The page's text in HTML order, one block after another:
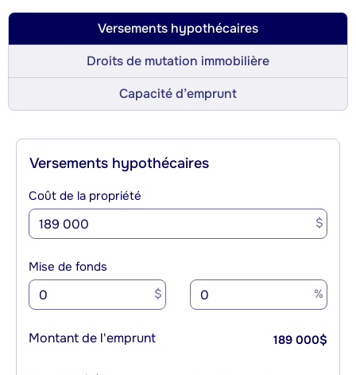
Versements hypothécaires
Droits de mutation immobilière
Capacité d’emprunt
Versements hypothécaires
Coût de la propriété
$
Mise de fonds
$ %
Montant de l'emprunt 189 000$